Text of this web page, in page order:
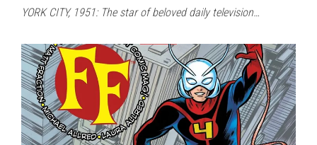
YORK CITY, 1951: The star of beloved daily television…